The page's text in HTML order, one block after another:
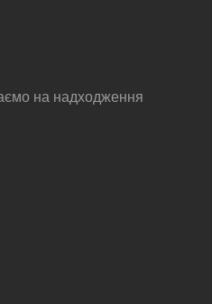
на надходження